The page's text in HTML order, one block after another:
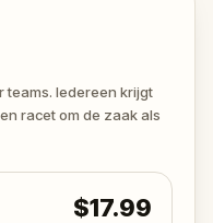
claims the city for
teams. Iedereen krijgt
racet om de zaak als
$17.99